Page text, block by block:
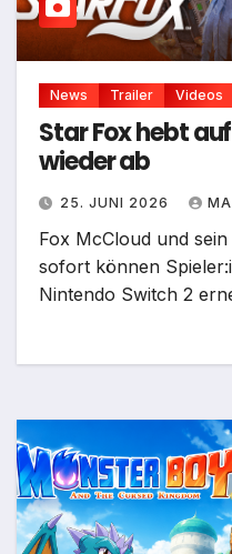
News Trailer Videos
Star Fox hebt
wieder ab
25. JUNI 2026
Fox McCloud und
sofort können
Nintendo Switch 2